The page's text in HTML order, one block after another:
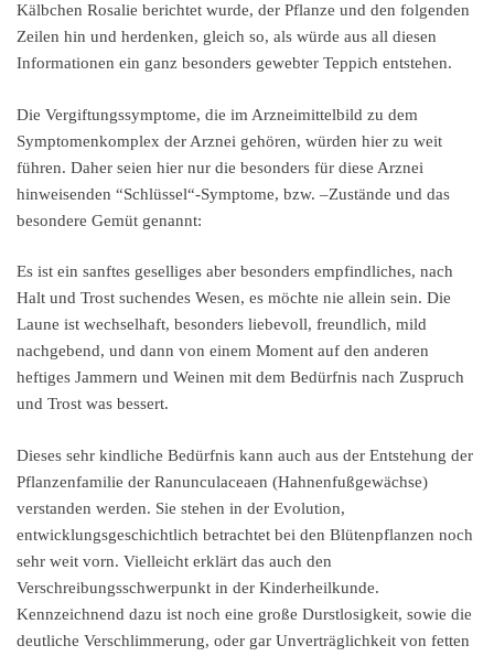
Kälbchen Rosalie berichtet wurde, der Pflanze und den folgenden
Zeilen hin und herdenken, gleich so, als würde aus all diesen
Informationen ein ganz besonders gewebter Teppich entstehen.
Die Vergiftungssymptome, die im Arzneimittelbild zu dem
Symptomenkomplex der Arznei gehören, würden hier zu weit
führen. Daher seien hier nur die besonders für diese Arznei
hinweisenden “Schlüssel“-Symptome, bzw. –Zustände und das
besondere Gemüt genannt:
Es ist ein sanftes geselliges aber besonders empfindliches, nach
Halt und Trost suchendes Wesen, es möchte nie allein sein. Die
Laune ist wechselhaft, besonders liebevoll, freundlich, mild
nachgebend, und dann von einem Moment auf den anderen
heftiges Jammern und Weinen mit dem Bedürfnis nach Zuspruch
und Trost was bessert.
Dieses sehr kindliche Bedürfnis kann auch aus der Entstehung der
Pflanzenfamilie der Ranunculaceaen (Hahnenfußgewächse)
verstanden werden. Sie stehen in der Evolution,
entwicklungsgeschichtlich betrachtet bei den Blütenpflanzen noch
sehr weit vorn. Vielleicht erklärt das auch den
Verschreibungsschwerpunkt in der Kinderheilkunde.
Kennzeichnend dazu ist noch eine große Durstlosigkeit, sowie die
deutliche Verschlimmerung, oder gar Unverträglichkeit von fetten